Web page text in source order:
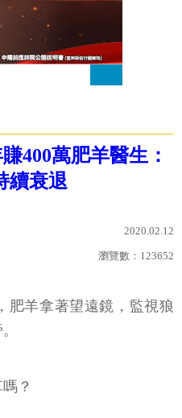
400萬肥羊醫生：
續衰退
2020.02.12
瀏覽數： 123652
肥羊拿著望遠鏡，監視狼
？